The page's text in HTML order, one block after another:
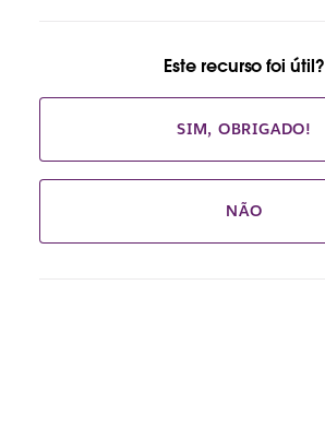
Este recurso foi útil?
SIM, OBRIGADO!
NÃO